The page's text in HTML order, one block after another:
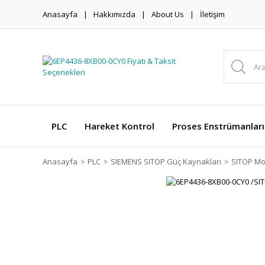
Anasayfa Hakkımızda About Us İletişim
PLC Hareket Kontrol Proses Enstrümanları
Anasayfa PLC SIEMENS SITOP Güç Kaynakları SITOP